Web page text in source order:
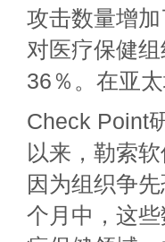
攻击数量增
对医疗保健
36％。在亚太
Check Point
以来，勒索
因为组织争
个月中，这